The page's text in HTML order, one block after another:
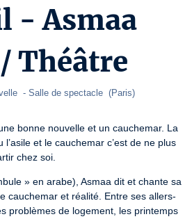
- Asmaa
Théâtre
- Salle de spectacle (Paris)
bonne nouvelle et un cauchemar. La
l’asile et le cauchemar c’est de ne plus
chez soi.
» en arabe), Asmaa dit et chante sa
cauchemar et réalité. Entre ses allers-
problèmes de logement, les printemps